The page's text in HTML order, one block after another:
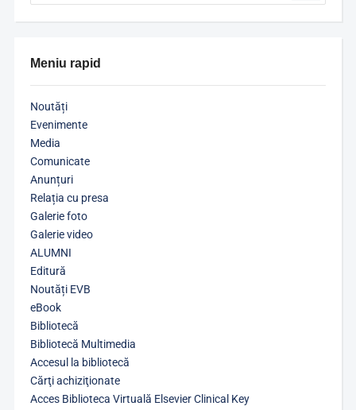
Meniu rapid
Noutăți
Evenimente
Media
Comunicate
Anunțuri
Relația cu presa
Galerie foto
Galerie video
ALUMNI
Editură
Noutăți EVB
eBook
Bibliotecă
Bibliotecă Multimedia
Accesul la bibliotecă
Cărţi achiziţionate
Acces Biblioteca Virtuală Elsevier Clinical Key